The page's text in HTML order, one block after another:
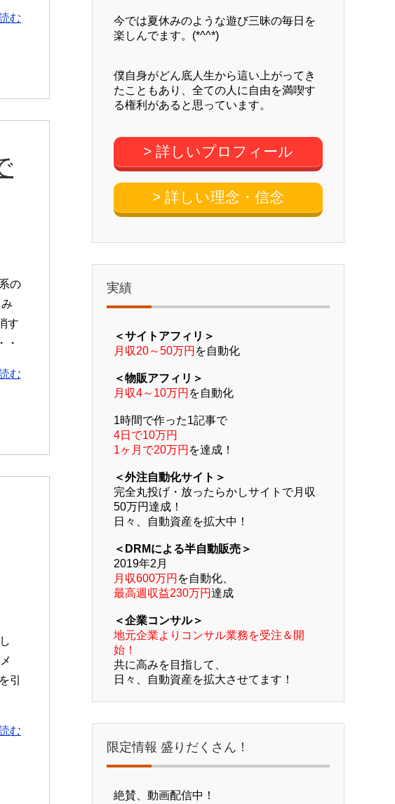
む
の
す
・
む
引
む
今では夏休みのような遊び三昧の毎日を
楽しんでます。(*^^*)
僕自身がどん底人生から這い上がってき
たこともあり、全ての人に自由を満喫す
る権利があると思っています。
> 詳しいプロフィール
> 詳しい理念・信念
実績
＜サイトアフィリ＞
月収20～50万円 を自動化
＜物販アフィリ＞
月収4～10万円 を自動化
1時間で作った1記事で
4日で10万円
1ヶ月で20万円 を達成！
＜外注自動化サイト＞
完全丸投げ・放ったらかしサイトで月収
50万円達成！
日々、自動資産を拡大中！
＜DRMによる半自動販売＞
2019年2月
月収600万円 を自動化、
最高週収益230万円達成
＜企業コンサル＞
地元企業よりコンサル業務を受注＆開
始！
共に高みを目指して、
日々、自動資産を拡大させてます！
限定情報 盛りだくさん！
絶賛、動画配信中！